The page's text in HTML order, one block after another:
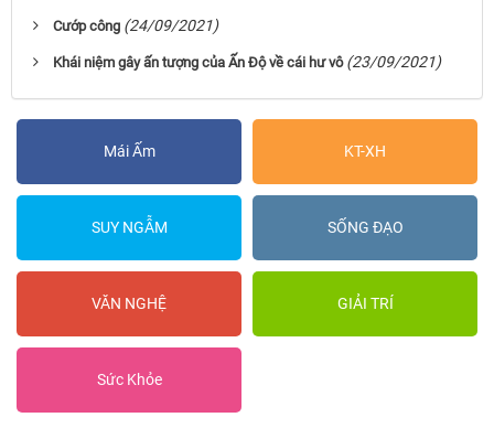
Cướp công (24/09/2021)
Khái niệm gây ấn tượng của Ấn Độ về cái hư vô (23/09/2021)
Mái Ấm KT-XH
SUY NGẪM SỐNG ĐẠO
VĂN NGHỆ GIẢI TRÍ
Sức Khỏe